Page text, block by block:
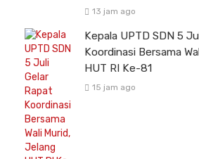
13 jam ago
Kepala UPTD SDN 5
Koordinasi Bersama
HUT RI Ke-81
15 jam ago